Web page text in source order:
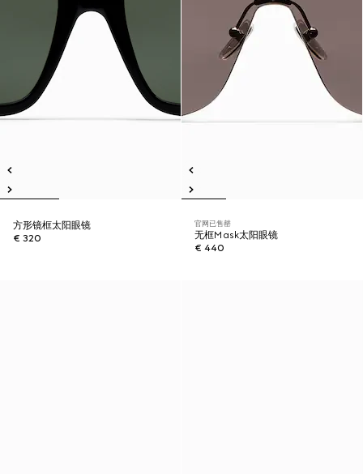
方形镜框太阳眼镜
€ 320
官网已售罄
无框Mask太阳眼镜
€ 440